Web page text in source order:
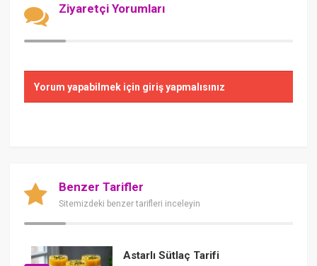
Ziyaretçi Yorumları
Yorum yapabilmek için giriş yapmalısınız
Benzer Tarifler
Sitemizdeki benzer tarifleri inceleyin
Astarlı Sütlaç Tarifi